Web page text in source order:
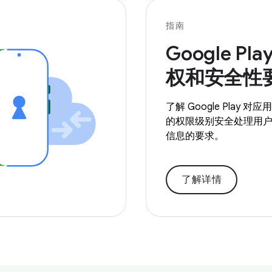
指南
Google
权和安全性
了解 Google Play 对应
的权限级别安全处理用
信息的要求。
了解详情